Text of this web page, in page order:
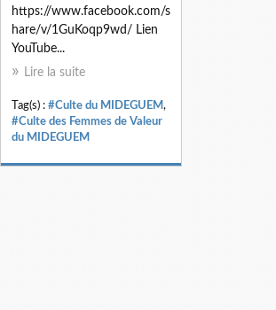
https://www.facebook.com/s
hare/v/1GuKoqp9wd/ Lien
YouTube...
Lire la suite
Tag(s) : #Culte du MIDEGUEM,
#Culte des Femmes de Valeur
du MIDEGUEM